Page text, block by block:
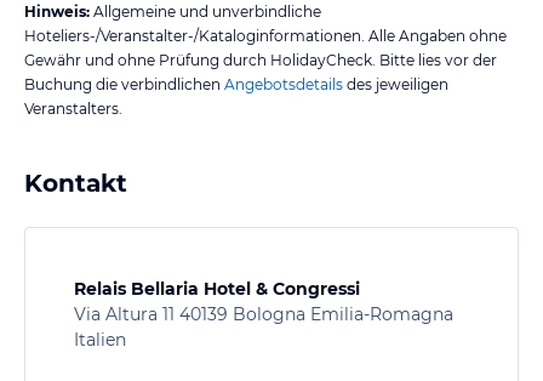
Hinweis: Allgemeine und unverbindliche
Hoteliers-/Veranstalter-/Kataloginformationen. Alle Angaben ohne
Gewähr und ohne Prüfung durch HolidayCheck. Bitte lies vor der
Buchung die verbindlichen Angebotsdetails des jeweiligen
Veranstalters.
Kontakt
Relais Bellaria Hotel & Congressi
Via Altura 11 40139 Bologna Emilia-Romagna
Italien